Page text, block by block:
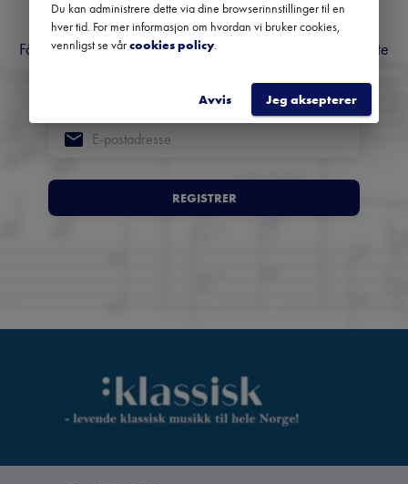
om klassisk musikk
Få oversikt over kommende konserter, festivaler og utvalgte
REGISTRER
Du kan administrere dette via dine browserinnstillinger til en
hver tid. For mer informasjon om hvordan vi bruker cookies,
vennligst se vårcookies policy.
Avvis Jeg aksepterer